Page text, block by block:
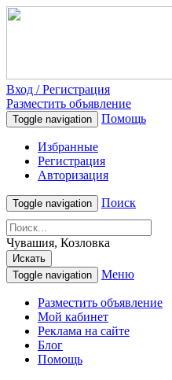
Вход / Регистрация
Разместить объявление
Toggle navigation Помощь
Избранные
Регистрация
Авторизация
Toggle navigation Поиск
Чувашия, Козловка
Искать
Toggle navigation
Меню
Разместить объявление
Мой кабинет
Реклама на сайте
Блог
Помощь